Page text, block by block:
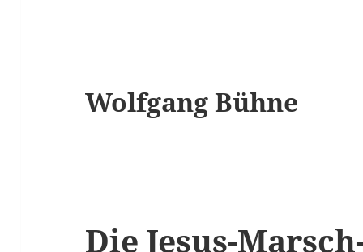
Wolfgang Bühne
Die Jesus-